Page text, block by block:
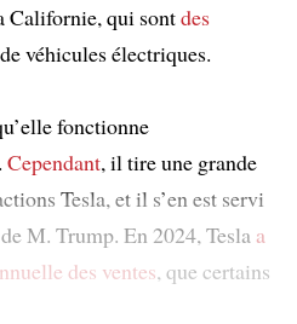
Californie, qui sontdes
véhicules électriques.
fonctionne
Cependant, il tire une grande
Tesla, et il s’en est servi
M. Trump. En 2024, Tesla a
des ventes, que certains